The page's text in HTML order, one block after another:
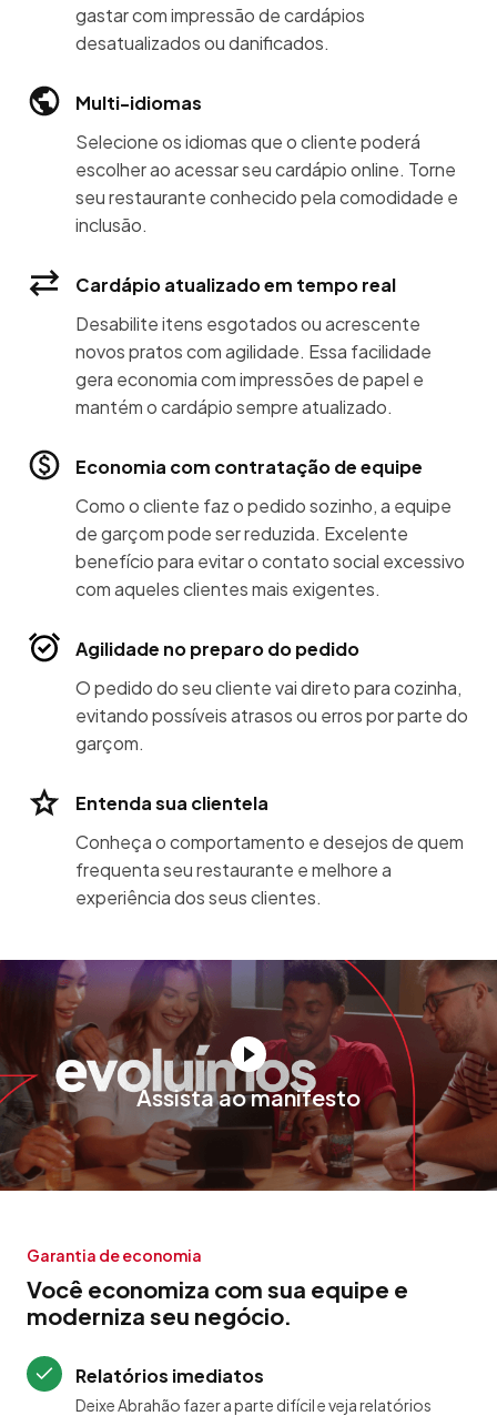
gastar com impressão de cardápios
desatualizados ou danificados.
Multi-idiomas
Selecione os idiomas que o cliente poderá
escolher ao acessar seu cardápio online. Torne
seu restaurante conhecido pela comodidade e
inclusão.
Cardápio atualizado em tempo real
Desabilite itens esgotados ou acrescente
novos pratos com agilidade. Essa facilidade
gera economia com impressões de papel e
mantém o cardápio sempre atualizado.
Economia com contratação de equipe
Como o cliente faz o pedido sozinho, a equipe
de garçom pode ser reduzida. Excelente
benefício para evitar o contato social excessivo
com aqueles clientes mais exigentes.
Agilidade no preparo do pedido
O pedido do seu cliente vai direto para cozinha,
evitando possíveis atrasos ou erros por parte do
garçom.
Entenda sua clientela
Conheça o comportamento e desejos de quem
frequenta seu restaurante e melhore a
experiência dos seus clientes.
Assista ao manifesto
Garantia de economia
Você economiza com sua equipe e
moderniza seu negócio.
Relatórios imediatos
Deixe Abrahão fazer a parte difícil e veja relatórios